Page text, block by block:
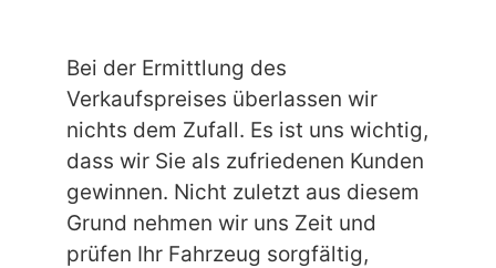
Bei der Ermittlung des
Verkaufspreises überlassen wir
nichts dem Zufall. Es ist uns wichtig,
dass wir Sie als zufriedenen Kunden
gewinnen. Nicht zuletzt aus diesem
Grund nehmen wir uns Zeit und
prüfen Ihr Fahrzeug sorgfältig,